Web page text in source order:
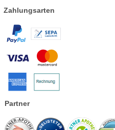
Zahlungsarten
Partner